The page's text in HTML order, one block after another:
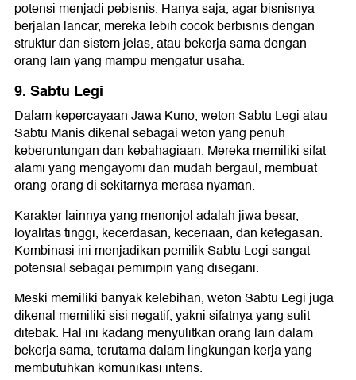
potensi menjadi pebisnis. Hanya saja, agar bisnisnya
berjalan lancar, mereka lebih cocok berbisnis dengan
struktur dan sistem jelas, atau bekerja sama dengan
orang lain yang mampu mengatur usaha.
9. Sabtu Legi
Dalam kepercayaan Jawa Kuno, weton Sabtu Legi atau
Sabtu Manis dikenal sebagai weton yang penuh
keberuntungan dan kebahagiaan. Mereka memiliki sifat
alami yang mengayomi dan mudah bergaul, membuat
orang-orang di sekitarnya merasa nyaman.
Karakter lainnya yang menonjol adalah jiwa besar,
loyalitas tinggi, kecerdasan, keceriaan, dan ketegasan.
Kombinasi ini menjadikan pemilik Sabtu Legi sangat
potensial sebagai pemimpin yang disegani.
Meski memiliki banyak kelebihan, weton Sabtu Legi juga
dikenal memiliki sisi negatif, yakni sifatnya yang sulit
ditebak. Hal ini kadang menyulitkan orang lain dalam
bekerja sama, terutama dalam lingkungan kerja yang
membutuhkan komunikasi intens.